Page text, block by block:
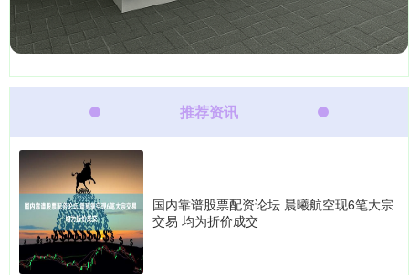
推荐资讯
国内靠谱股票配资论坛 晨曦航空现6笔大宗
交易 均为折价成交